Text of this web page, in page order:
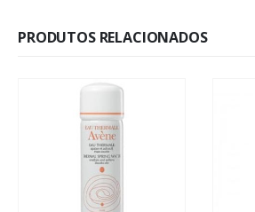
PRODUTOS RELACIONADOS